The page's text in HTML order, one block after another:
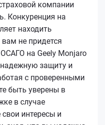
компании
Конкуренция на
находить
не придется
на Geely Monjaro
защиту и
с проверенными
быть уверены в
в случае
интересы и